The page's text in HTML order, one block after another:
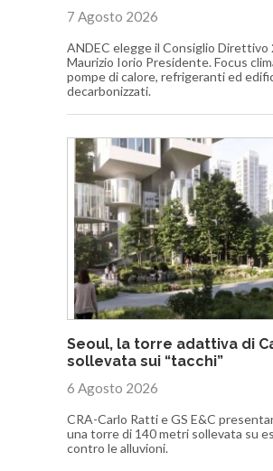
7 Agosto 2026
ANDEC elegge il Consiglio Direttivo
Maurizio Iorio Presidente. Focus
pompe di calore, refrigeranti ed
decarbonizzati.
Seoul, la torre adattiva di
sollevata sui “tacchi”
6 Agosto 2026
CRA-Carlo Ratti e GS E&C
una torre di 140 metri sollevata su
contro le alluvioni.